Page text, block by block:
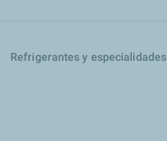
Refrigerantes y especialidades